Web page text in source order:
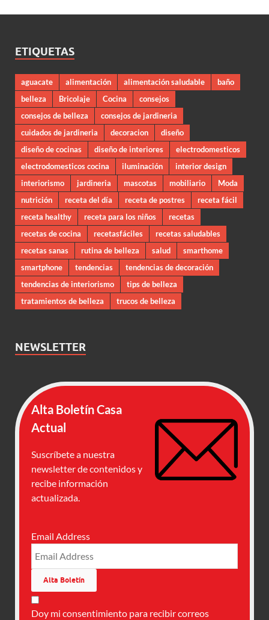
ETIQUETAS
aguacate alimentación alimentación saludable
baño
belleza
Bricolaje Cocina
consejos
consejos de belleza
consejos de jardineria
cuidados de jardineria
decoracion
diseño
diseño de cocinas
diseño de interiores
electrodomesticos
electrodomesticos cocina
iluminación
interior design
interiorismo
jardineria mascotas mobiliario
Moda
nutrición
receta del día receta de postres
receta fácil
receta healthy
receta para los niños
recetas
recetas de cocina
recetasfáciles
recetas saludables
recetas sanas
rutina de belleza salud
smarthome
smartphone
tendencias
tendencias de decoración
tendencias de interiorismo
tips de belleza
tratamientos de belleza
trucos de belleza
NEWSLETTER
Alta Boletín Casa
Actual
Suscríbete a nuestra
newsletter de contenidos y
recibe información
actualizada.
Email Address
Doy mi consentimiento para recibir correos